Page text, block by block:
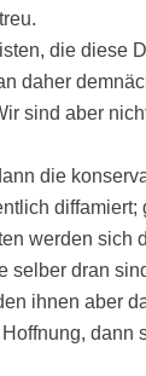
die diese
daher
sind aber
die
diffamiert;
werden sich
selber dran
ihnen aber
dann